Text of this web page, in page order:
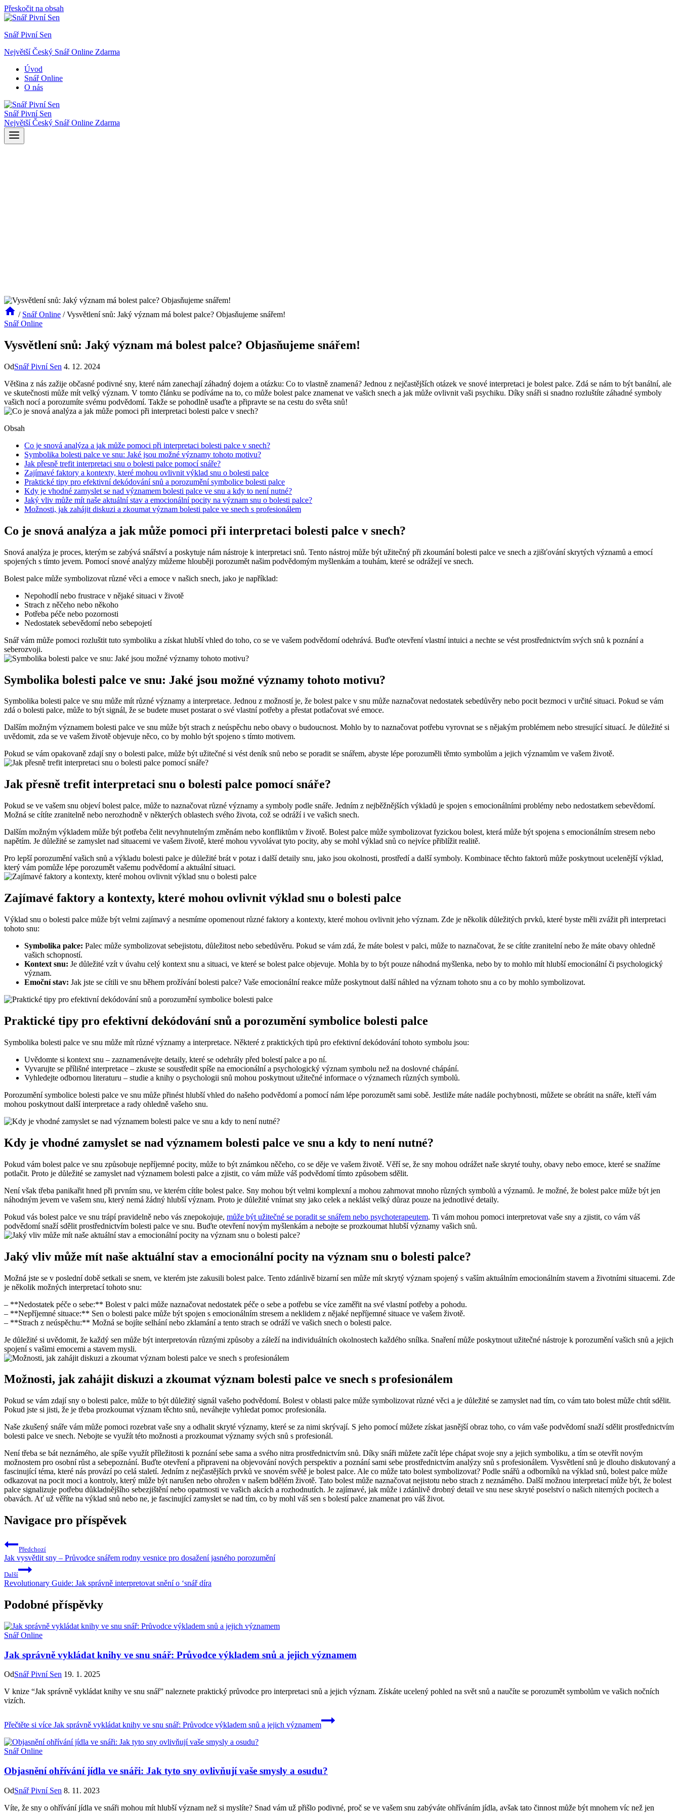
Přeskočit na obsah
Snář Pivní Sen
Největší Český Snář Online Zdarma
Úvod
Snář Online
O nás
Snář Pivní Sen
Největší Český Snář Online Zdarma
/ Snář Online / Vysvětlení snů: Jaký význam má bolest palce? Objasňujeme snářem!
Snář Online
Vysvětlení snů: Jaký význam má bolest palce? Objasňujeme snářem!
OdSnář Pivní Sen 4. 12. 2024
Většina z nás zažije občasné podivné sny, které nám zanechají záhadný dojem a otázku: Co to vlastně znamená? Jednou z nejčastějších otázek ve snové interpretaci je bolest palce. Zdá se nám to být banální, ale
ve skutečnosti může mít velký význam. V tomto článku se podíváme na to, co může bolest palce znamenat ve vašich snech a jak může ovlivnit vaši psychiku. Díky snáři si snadno rozluštíte záhadné symboly
vašich nocí a porozumíte svému podvědomí. Takže se pohodlně usaďte a připravte se na cestu do světa snů!
Obsah
Co je snová analýza a jak může pomoci při interpretaci bolesti palce v snech?
Symbolika bolesti palce ve snu: Jaké jsou možné významy tohoto motivu?
Jak přesně trefit interpretaci snu o bolesti palce pomocí snáře?
Zajímavé faktory a kontexty, které mohou ovlivnit výklad snu o bolesti palce
Praktické tipy pro efektivní dekódování snů a porozumění symbolice bolesti palce
Kdy je vhodné zamyslet se nad významem bolesti palce ve snu a kdy to není nutné?
Jaký vliv může mít naše aktuální stav a emocionální pocity na význam snu o bolesti palce?
Možnosti, jak zahájit diskuzi a zkoumat význam bolesti palce ve snech s profesionálem
Co je snová analýza a jak může pomoci při interpretaci bolesti palce v snech?
Snová analýza je proces, kterým se zabývá snářství a poskytuje nám nástroje k interpretaci snů. Tento nástroj může být užitečný při zkoumání bolesti palce ve snech a zjišťování skrytých významů a emocí
spojených s tímto jevem. Pomocí snové analýzy můžeme hlouběji porozumět našim podvědomým myšlenkám a touhám, které se odrážejí ve snech.
Bolest palce může symbolizovat různé věci a emoce v našich snech, jako je například:
Nepohodlí nebo frustrace v nějaké situaci v životě
Strach z něčeho nebo někoho
Potřeba péče nebo pozornosti
Nedostatek sebevědomí nebo sebepojetí
Snář vám může pomoci rozluštit tuto symboliku a získat hlubší vhled do toho, co se ve vašem podvědomí odehrává. Buďte otevření vlastní intuici a nechte se vést prostřednictvím svých snů k poznání a
seberozvoji.
Symbolika bolesti palce ve snu: Jaké jsou možné významy tohoto motivu?
Symbolika bolesti palce ve snu může mít různé významy a interpretace. Jednou z možností je, že bolest palce v snu může naznačovat nedostatek sebedůvěry nebo pocit bezmoci v určité situaci. Pokud se vám
zdá o bolesti palce, může to být signál, že se budete muset postarat o své vlastní potřeby a přestat potlačovat své emoce.
Dalším možným významem bolesti palce ve snu může být strach z neúspěchu nebo obavy o budoucnost. Mohlo by to naznačovat potřebu vyrovnat se s nějakým problémem nebo stresující situací. Je důležité si
uvědomit, zda se ve vašem životě objevuje něco, co by mohlo být spojeno s tímto motivem.
Pokud se vám opakovaně zdají sny o bolesti palce, může být užitečné si vést deník snů nebo se poradit se snářem, abyste lépe porozuměli těmto symbolům a jejich významům ve vašem životě.
Jak přesně trefit interpretaci snu o bolesti palce pomocí snáře?
Pokud se ve vašem snu objeví bolest palce, může to naznačovat různé významy a symboly podle snáře. Jedním z nejběžnějších výkladů je spojen s emocionálními problémy nebo nedostatkem sebevědomí.
Možná se cítíte zranitelně nebo nerozhodně v některých oblastech svého života, což se odráží i ve vašich snech.
Dalším možným výkladem může být potřeba čelit nevyhnutelným změnám nebo konfliktům v životě. Bolest palce může symbolizovat fyzickou bolest, která může být spojena s emocionálním stresem nebo
napětím. Je důležité se zamyslet nad situacemi ve vašem životě, které mohou vyvolávat tyto pocity, aby se mohl výklad snů co nejvíce přiblížit realitě.
Pro lepší porozumění vašich snů a výkladu bolesti palce je důležité brát v potaz i další detaily snu, jako jsou okolnosti, prostředí a další symboly. Kombinace těchto faktorů může poskytnout ucelenější výklad,
který vám pomůže lépe porozumět vašemu podvědomí a aktuální situaci.
Zajímavé faktory a kontexty, které mohou ovlivnit výklad snu o bolesti palce
Výklad snu o bolesti palce může být velmi zajímavý a nesmíme opomenout různé faktory a kontexty, které mohou ovlivnit jeho význam. Zde je několik důležitých prvků, které byste měli zvážit při interpretaci
tohoto snu:
Symbolika palce: Palec může symbolizovat sebejistotu, důležitost nebo sebedůvěru. Pokud se vám zdá, že máte bolest v palci, může to naznačovat, že se cítíte zranitelní nebo že máte obavy ohledně
vašich schopností.
Kontext snu: Je důležité vzít v úvahu celý kontext snu a situaci, ve které se bolest palce objevuje. Mohla by to být pouze náhodná myšlenka, nebo by to mohlo mít hlubší emocionální či psychologický
význam.
Emoční stav: Jak jste se cítili ve snu během prožívání bolesti palce? Vaše emocionální reakce může poskytnout další náhled na význam tohoto snu a co by mohlo symbolizovat.
Praktické tipy pro efektivní dekódování snů a porozumění symbolice bolesti palce
Symbolika bolesti palce ve snu může mít různé významy a interpretace. Některé z praktických tipů pro efektivní dekódování tohoto symbolu jsou:
Uvědomte si kontext snu – zaznamenávejte detaily, které se odehrály před bolestí palce a po ní.
Vyvarujte se přílišné interpretace – zkuste se soustředit spíše na emocionální a psychologický význam symbolu než na doslovné chápání.
Vyhledejte odbornou literaturu – studie a knihy o psychologii snů mohou poskytnout užitečné informace o významech různých symbolů.
Porozumění symbolice bolesti palce ve snu může přinést hlubší vhled do našeho podvědomí a pomocí nám lépe porozumět sami sobě. Jestliže máte nadále pochybnosti, můžete se obrátit na snáře, kteří vám
mohou poskytnout další interpretace a rady ohledně vašeho snu.
Kdy je vhodné zamyslet se nad významem bolesti palce ve snu a kdy to není nutné?
Pokud vám bolest palce ve snu způsobuje nepříjemné pocity, může to být známkou něčeho, co se děje ve vašem životě. Věří se, že sny mohou odrážet naše skryté touhy, obavy nebo emoce, které se snažíme
potlačit. Proto je důležité se zamyslet nad významem bolesti palce a zjistit, co vám může váš podvědomí tímto způsobem sdělit.
Není však třeba panikařit hned při prvním snu, ve kterém cítíte bolest palce. Sny mohou být velmi komplexní a mohou zahrnovat mnoho různých symbolů a významů. Je možné, že bolest palce může být jen
náhodným jevem ve vašem snu, který nemá žádný hlubší význam. Proto je důležité vnímat sny jako celek a neklást velký důraz pouze na jednotlivé detaily.
Pokud vás bolest palce ve snu trápí pravidelně nebo vás znepokojuje, může být užitečné se poradit se snářem nebo psychoterapeutem. Ti vám mohou pomoci interpretovat vaše sny a zjistit, co vám váš
podvědomí snaží sdělit prostřednictvím bolesti palce ve snu. Buďte otevření novým myšlenkám a nebojte se prozkoumat hlubší významy vašich snů.
Jaký vliv může mít naše aktuální stav a emocionální pocity na význam snu o bolesti palce?
Možná jste se v poslední době setkali se snem, ve kterém jste zakusili bolest palce. Tento zdánlivě bizarní sen může mít skrytý význam spojený s vaším aktuálním emocionálním stavem a životními situacemi. Zde
je několik možných interpretací tohoto snu:
– **Nedostatek péče o sebe:** Bolest v palci může naznačovat nedostatek péče o sebe a potřebu se více zaměřit na své vlastní potřeby a pohodu.
– **Nepříjemné situace:** Sen o bolesti palce může být spojen s emocionálním stresem a neklidem z nějaké nepříjemné situace ve vašem životě.
– **Strach z neúspěchu:** Možná se bojíte selhání nebo zklamání a tento strach se odráží ve vašich snech o bolesti palce.
Je důležité si uvědomit, že každý sen může být interpretován různými způsoby a záleží na individuálních okolnostech každého snílka. Snaření může poskytnout užitečné nástroje k porozumění vašich snů a jejich
spojení s vašimi emocemi a stavem mysli.
Možnosti, jak zahájit diskuzi a zkoumat význam bolesti palce ve snech s profesionálem
Pokud se vám zdají sny o bolesti palce, může to být důležitý signál vašeho podvědomí. Bolest v oblasti palce může symbolizovat různé věci a je důležité se zamyslet nad tím, co vám tato bolest může chtít sdělit.
Pokud jste si jisti, že je třeba prozkoumat význam těchto snů, neváhejte vyhledat pomoc profesionála.
Naše zkušený snáře vám může pomoci rozebrat vaše sny a odhalit skryté významy, které se za nimi skrývají. S jeho pomocí můžete získat jasnější obraz toho, co vám vaše podvědomí snaží sdělit prostřednictvím
bolesti palce ve snech. Nebojte se využít této možnosti a prozkoumat významy svých snů s profesionál.
Není třeba se bát neznámého, ale spíše využít příležitosti k poznání sebe sama a svého nitra prostřednictvím snů. Díky snáři můžete začít lépe chápat svoje sny a jejich symboliku, a tím se otevřít novým
možnostem pro osobní růst a sebepoznání. Buďte otevření a připraveni na objevování nových perspektiv a poznání sami sebe prostřednictvím analýzy snů s profesionálem. Vysvětlení snů je dlouho diskutovaný a
fascinující téma, které nás provází po celá staletí. Jedním z nejčastějších prvků ve snovém světě je bolest palce. Ale co může tato bolest symbolizovat? Podle snářů a odborníků na výklad snů, bolest palce může
odkazovat na pocit moci a kontroly, který může být narušen nebo ohrožen v našem bdělém životě. Tato bolest může naznačovat nejistotu nebo strach z neznámého. Další možnou interpretací může být, že bolest
palce signalizuje potřebu důkladnějšího sebezjištění nebo opatrnosti ve vašich akcích a rozhodnutích. Je zajímavé, jak může i zdánlivě drobný detail ve snu nese skryté poselství o našich niterných pocitech a
obavách. Ať už věříte na výklad snů nebo ne, je fascinující zamyslet se nad tím, co by mohl váš sen s bolestí palce znamenat pro váš život.
Navigace pro příspěvek
Předchozí
Jak vysvětlit sny – Průvodce snářem rodny vesnice pro dosažení jasného porozumění
Další
Revolutionary Guide: Jak správně interpretovat snění o ‘snář díra
Podobné příspěvky
Snář Online
Jak správně vykládat knihy ve snu snář: Průvodce výkladem snů a jejich významem
OdSnář Pivní Sen 19. 1. 2025
V knize “Jak správně vykládat knihy ve snu snář” naleznete praktický průvodce pro interpretaci snů a jejich význam. Získáte ucelený pohled na svět snů a naučíte se porozumět symbolům ve vašich nočních
vizích.
Přečtěte si více Jak správně vykládat knihy ve snu snář: Průvodce výkladem snů a jejich významem
Snář Online
Objasnění ohřívání jídla ve snáři: Jak tyto sny ovlivňují vaše smysly a osudu?
OdSnář Pivní Sen 8. 11. 2023
Víte, že sny o ohřívání jídla ve snáři mohou mít hlubší význam než si myslíte? Snad vám už přišlo podivné, proč se ve vašem snu zabýváte ohříváním jídla, avšak tato činnost může být mnohem víc než jen